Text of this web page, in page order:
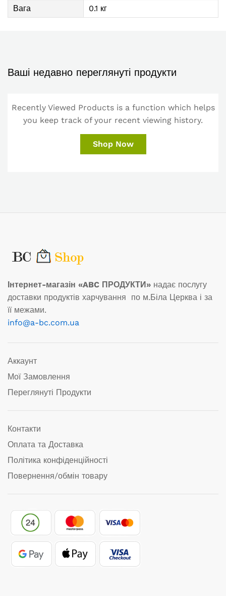
Вага 0.1 кг
Ваші недавно переглянуті продукти
Recently Viewed Products is a function which helps
you keep track of your recent viewing history.
Shop Now
Інтернет-магазін «ABC ПРОДУКТИ» надає послугу
доставки продуктів харчування по м.Біла Церква і за
її межами.
info@a-bc.com.ua
Аккаунт
Мої Замовлення
Переглянуті Продукти
Контакти
Оплата та Доставка
Політика конфіденційності
Повернення/обмін товару